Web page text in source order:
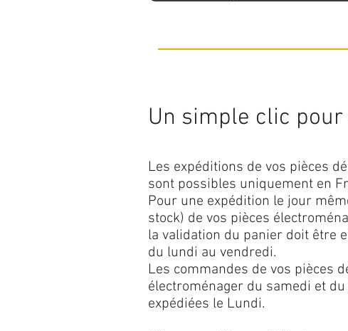
Un simple clic
Les expéditions de vos pièces
sont possibles uniquement en
Pour une expédition le jour
stock) de vos pièces
la validation du panier doit être
du lundi au vendredi.
Les commandes de vos pièces
électroménager du samedi et
expédiées le Lundi.